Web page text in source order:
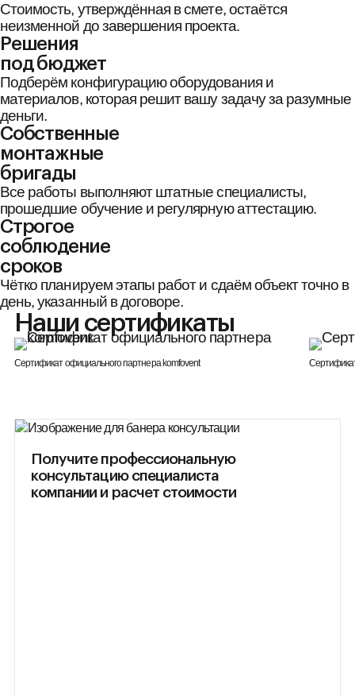
Стоимость, утверждённая в смете, остаётся
неизменной до завершения проекта.
Решения
под бюджет
Подберём конфигурацию оборудования и
материалов, которая решит вашу задачу за разумные
деньги.
Собственные
монтажные
бригады
Все работы выполняют штатные специалисты,
прошедшие обучение и регулярную аттестацию.
Строгое
соблюдение
сроков
Чётко планируем этапы работ и сдаём объект точно в
день, указанный в договоре.
Наши сертификаты
Сертификат официального партнера komfovent
Получите профессиональную
консультацию специалиста
компании и расчет стоимости